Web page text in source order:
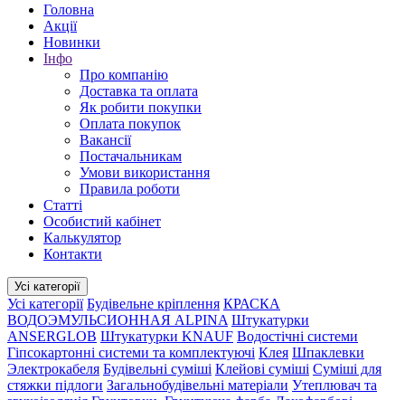
Головна
Акції
Новинки
Інфо
Про компанію
Доставка та оплата
Як робити покупки
Оплата покупок
Вакансії
Постачальникам
Умови використання
Правила роботи
Статті
Особистий кабінет
Калькулятор
Контакти
Усі категорії
Усі категорії Будівельне кріплення КРАСКА
ВОДОЭМУЛЬСИОННАЯ ALPINA Штукатурки
ANSERGLOB Штукатурки KNAUF Водостічні системи
Гіпсокартонні системи та комплектуючі Клея Шпаклевки
Электрокабеля Будівельні суміші Клейові суміші Суміші для
стяжки підлоги Загальнобудівельні матеріали Утеплювач та